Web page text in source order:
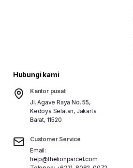
Hubungi kami
Kantor pusat
Jl. Agave Raya No. 55,
Kedoya Selatan, Jakarta
Barat, 11520
Customer Service
Email:
help@thelionparcel.com